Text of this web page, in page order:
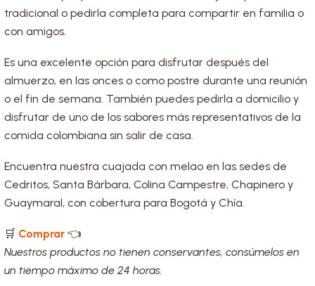
tradicional o pedirla completa para compartir en familia o
con amigos.
Es una excelente opción para disfrutar después del
almuerzo, en las onces o como postre durante una reunión
o el fin de semana. También puedes pedirla a domicilio y
disfrutar de uno de los sabores más representativos de la
comida colombiana sin salir de casa.
Encuentra nuestra cuajada con melao en las sedes de
Cedritos, Santa Bárbara, Colina Campestre, Chapinero y
Guaymaral, con cobertura para Bogotá y Chía.
🛒 Comprar 👈
Nuestros productos no tienen conservantes, consúmelos en
un tiempo máximo de 24 horas.